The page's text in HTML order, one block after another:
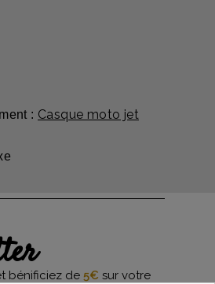
: Casque moto jet
bénificiez de 5€ sur votre